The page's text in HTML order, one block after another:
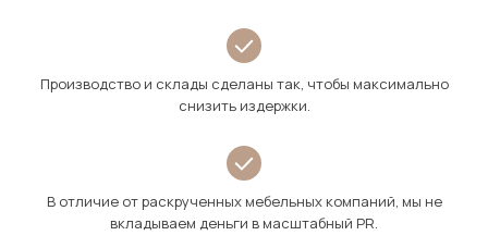
Производство и склады сделаны так, чтобы максимально
снизить издержки.
В отличие от раскрученных мебельных компаний, мы не
вкладываем деньги в масштабный PR.